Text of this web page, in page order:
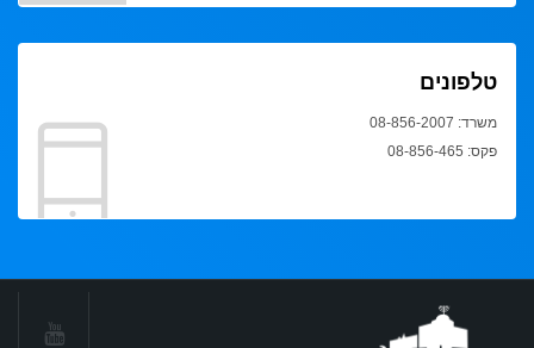
טלפונים
משרד: 08-856-2007
פקס: 08-856-465